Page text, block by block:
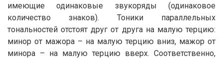
имеющие одинаковые звукоряды (одинаковое
количество знаков). Тоники параллельных
тональностей отстоят друг от друга на малую терцию:
минор от мажора – на малую терцию вниз, мажор от
минора – на малую терцию вверх. Соответственно,